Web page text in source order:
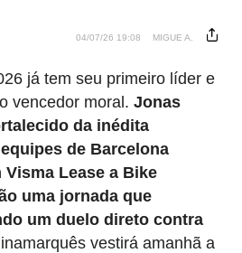
04/07/26 19:08 MIGUE A.
já tem seu primeiro líder e
vencedor moral. Jonas
da inédita
de Barcelona
Lease a Bike
uma jornada que
um duelo direto contra
vestirá amanhã a